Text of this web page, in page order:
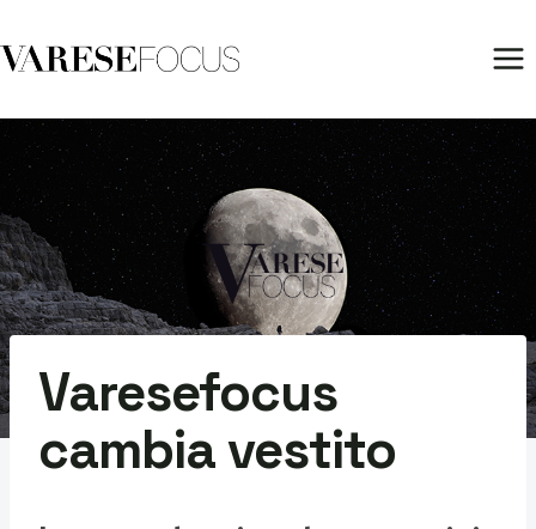
al
Varesefocus
cambia vestito